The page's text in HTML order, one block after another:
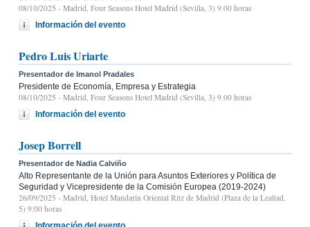
08/10/2025 - Madrid, Four Seasons Hotel Madrid (Sevilla, 3) 9.00 horas
Información del evento
Pedro Luis Uriarte
Presentador de Imanol Pradales
Presidente de Economía, Empresa y Estrategia
08/10/2025 - Madrid, Four Seasons Hotel Madrid (Sevilla, 3) 9.00 horas
Información del evento
Josep Borrell
Presentador de Nadia Calviño
Alto Representante de la Unión para Asuntos Exteriores y Política de
Seguridad y Vicepresidente de la Comisión Europea (2019-2024)
26/09/2025 - Madrid, Hotel Mandarin Oriental Ritz de Madrid (Plaza de la Lealtad,
5) 9:00 horas
Información del evento